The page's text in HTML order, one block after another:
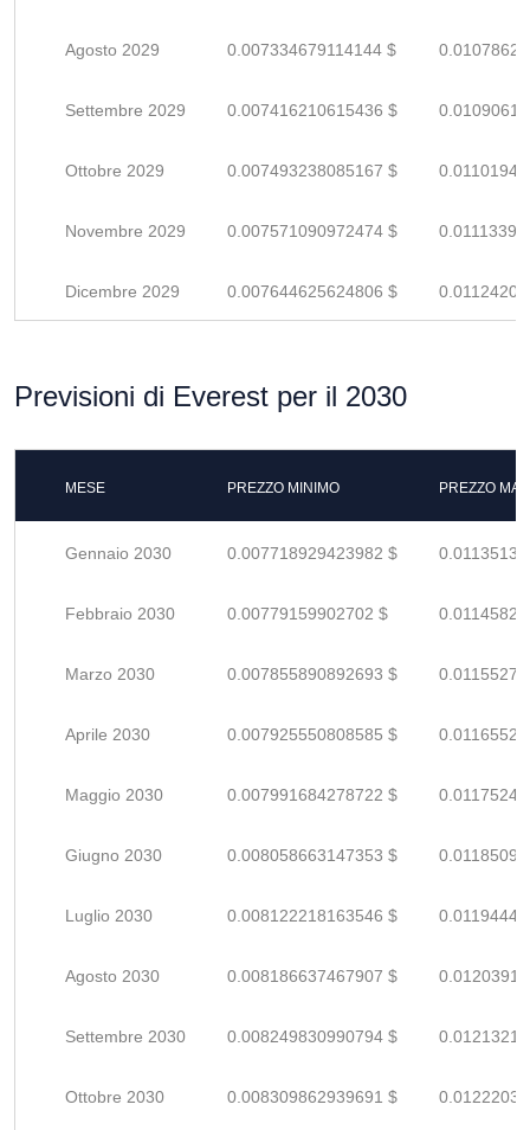
Agosto 2029 0.007334679114144 $
Settembre 2029 0.007416210615436 $
Ottobre 2029 0.007493238085167 $
Novembre 2029 0.007571090972474 $
Dicembre 2029 0.007644625624806 $
Previsioni di Everest per il 2030
MESE PREZZO MINIMO PREZZO
Gennaio 2030 0.007718929423982 $
Febbraio 2030 0.00779159902702 $
Marzo 2030 0.007855890892693 $
Aprile 2030 0.007925550808585 $
Maggio 2030 0.007991684278722 $
Giugno 2030 0.008058663147353 $
Luglio 2030 0.008122218163546 $
Agosto 2030 0.008186637467907 $
Settembre 2030 0.008249830990794 $
Ottobre 2030 0.008309862939691 $